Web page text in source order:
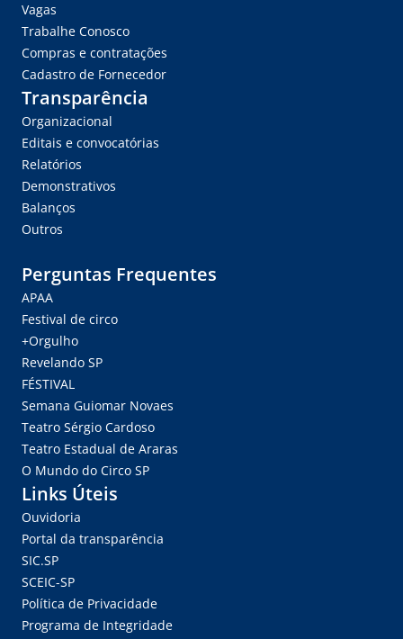
Vagas
Trabalhe Conosco
Compras e contratações
Cadastro de Fornecedor
Transparência
Organizacional
Editais e convocatórias
Relatórios
Demonstrativos
Balanços
Outros
Perguntas Frequentes
APAA
Festival de circo
+Orgulho
Revelando SP
FÉSTIVAL
Semana Guiomar Novaes
Teatro Sérgio Cardoso
Teatro Estadual de Araras
O Mundo do Circo SP
Links Úteis
Ouvidoria
Portal da transparência
SIC.SP
SCEIC-SP
Política de Privacidade
Programa de Integridade